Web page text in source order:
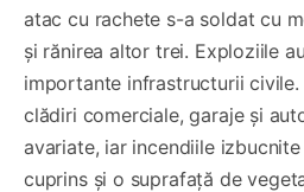
atac cu rachete s-a soldat cu
și rănirea altor trei. Exploziile
importante infrastructurii civile.
clădiri comerciale, garaje și
avariate, iar incendiile
cuprins și o suprafață de